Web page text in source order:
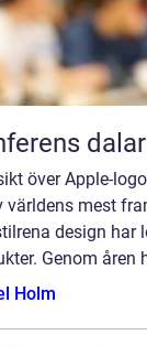
över Apple-
världens mest
design har
Genom åren
Holm